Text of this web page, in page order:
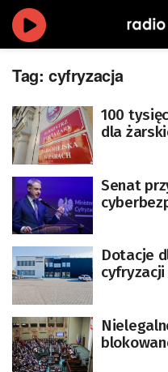
Tag: cyfryzacja
100
dla
Senat
Dotacje
cyfryzacji